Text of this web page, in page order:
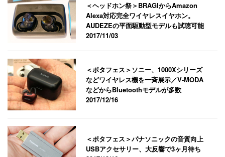
＜ヘッドホン祭＞BRAGIからAmazon
Alexa対応完全ワイヤレスイヤホン。
AUDEZEの平面駆動型モデルも試聴可能
2017/11/03
＜ポタフェス＞ソニー、1000Xシリーズ
などワイヤレス機を一斉展示／V-MODA
などからBluetoothモデルが多数
2017/12/16
＜ポタフェス＞パナソニックの音質向上
USBアクセサリー、大反響で3ヶ月待ち